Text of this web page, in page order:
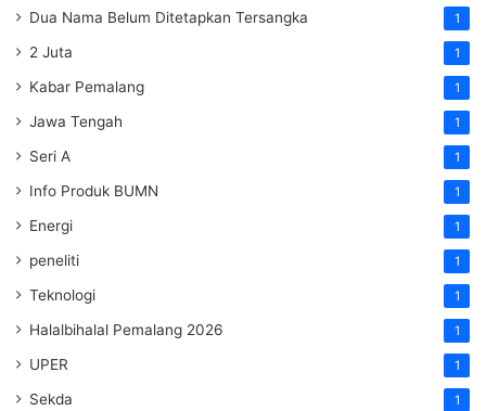
Dua Nama Belum Ditetapkan Tersangka 1
2 Juta 1
Kabar Pemalang 1
Jawa Tengah 1
Seri A 1
Info Produk BUMN 1
Energi 1
peneliti 1
Teknologi 1
Halalbihalal Pemalang 2026 1
UPER 1
Sekda 1